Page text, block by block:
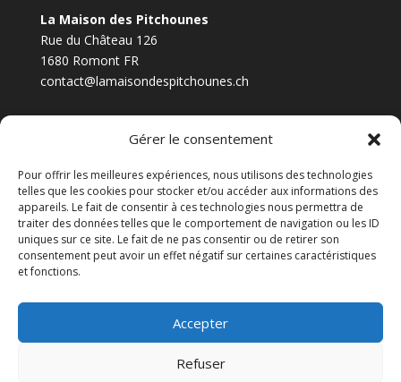
Gérer le consentement
Pour offrir les meilleures expériences, nous utilisons des technologies
telles que les cookies pour stocker et/ou accéder aux informations des
appareils. Le fait de consentir à ces technologies nous permettra de
traiter des données telles que le comportement de navigation ou les ID
uniques sur ce site. Le fait de ne pas consentir ou de retirer son
consentement peut avoir un effet négatif sur certaines caractéristiques
et fonctions.
Accepter
Refuser
La Maison des Pitchounes
Rue du Château 126
1680 Romont FR
contact@lamaisondespitchounes.ch
Facebook
Instagram
Lundi 14h - 17h30
Mercredi 9h - 11h30